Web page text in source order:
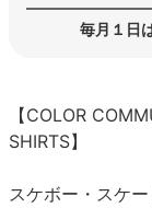
毎月１日
【COLOR
SHIRTS】
スケボー・スケ